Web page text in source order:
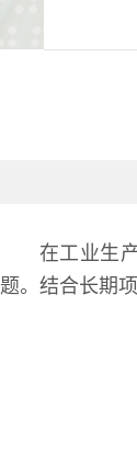
在工业生
题。结合长期